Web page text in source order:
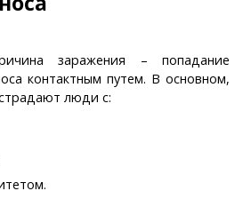
заражения – попадание
контактным путем. В основном,
люди с: